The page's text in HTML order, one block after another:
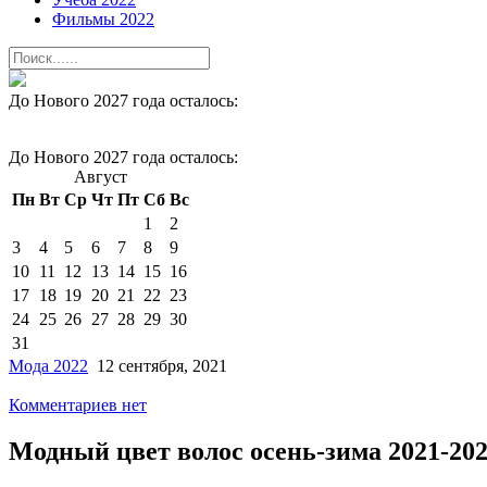
Фильмы 2022
До Нового 2027 года осталось:
До Нового 2027 года осталось:
Август
Пн Вт Ср Чт Пт Сб Вс
1
2
3
4 5 6 7 8
9
10 11 12 13 14 15 16
17 18 19 20 21 22 23
24 25 26 27 28 29 30
31
Мода 2022 12 сентября, 2021
Комментариев нет
Модный цвет волос осень-зима 2021-